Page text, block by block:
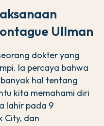
Ullman
dokter yang
Ia percaya bahwa
hal tentang
kita memahami diri
lahir pada 9
City, dan